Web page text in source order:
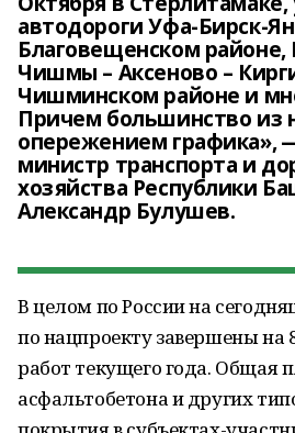
автодороги Уфа-Бирск-
Благовещенском
Чишмы – Аксеново –
Чишминском районе и
Причем большинство из
опережением графика»,
министр транспорта и
хозяйства Республики
Александр Булушев.
В целом по России на
по нацпроекту завершены на
работ текущего года. Общая
асфальтобетона и других